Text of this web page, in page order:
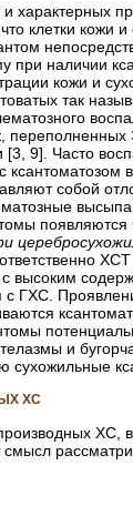
характерных
клетки
при наличии
кожи и
так
[3, 9]. Часто
собой
появляются
высоким
ГХС.
и
сухожильные
ХС
ХС,